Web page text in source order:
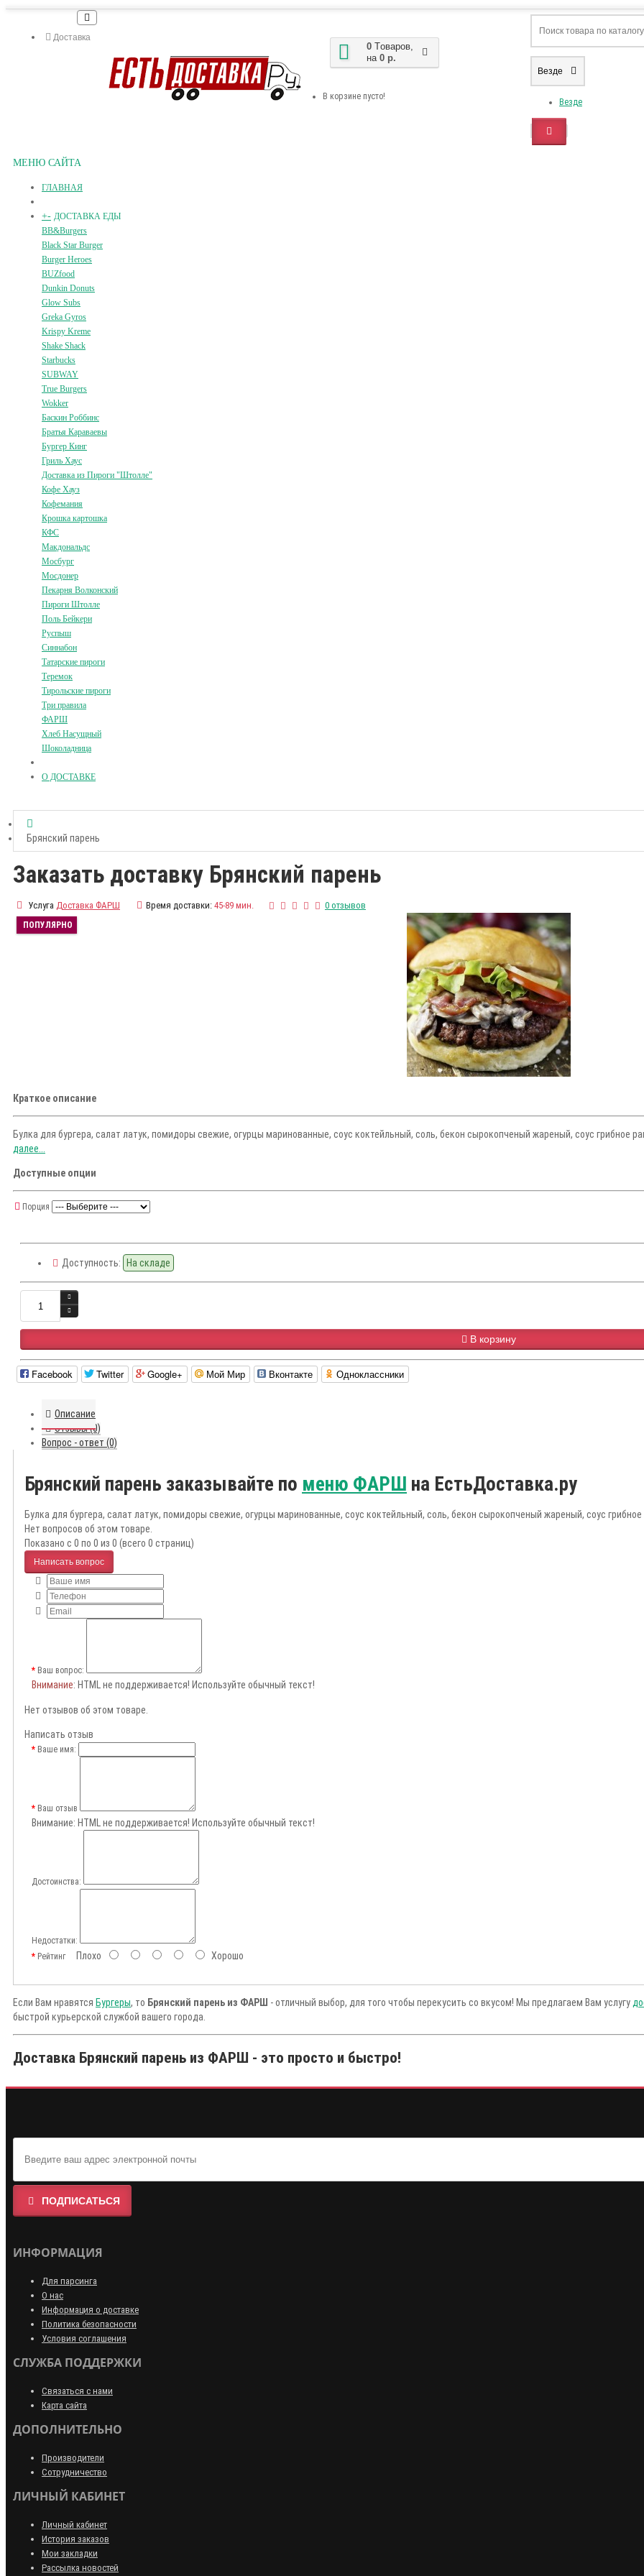
Доставка
0 Tоваров,
на 0 р.
В корзине пусто!
Везде
Везде
МЕНЮ САЙТА
ГЛАВНАЯ
+- ДОСТАВКА ЕДЫ
BB&Burgers
Black Star Burger
Burger Heroes
BUZfood
Dunkin Donuts
Glow Subs
Greka Gyros
Krispy Kreme
Shake Shack
Starbucks
SUBWAY
True Burgers
Wokker
Баскин Роббинс
Братья Караваевы
Бургер Кинг
Гриль Хаус
Доставка из Пироги "Штолле"
Кофе Хауз
Кофемания
Крошка картошка
КФС
Макдональдс
Мосбург
Мосдонер
Пекарня Волконский
Пироги Штолле
Поль Бейкери
Руспыш
Синнабон
Татарские пироги
Теремок
Тирольские пироги
Три правила
ФАРШ
Хлеб Насущный
Шоколадница
О ДОСТАВКЕ
Брянский парень
Заказать доставку Брянский парень
Услуга Доставка ФАРШ Время доставки: 45-89 мин. 0 отзывов
ПОПУЛЯРНО
Краткое описание
Булка для бургера, салат латук, помидоры свежие, огурцы маринованные, соус коктейльный, соль, бекон сырокопченый жареный, соус грибное
далее...
Доступные опции
Порция
Доступность: На складе
В корзину
Facebook Twitter Google+ Мой Мир Вконтакте Одноклассники
Описание
Отзывы (0)
Вопрос - ответ (0)
Брянский парень заказывайте по меню ФАРШ на ЕстьДоставка.ру
Булка для бургера, салат латук, помидоры свежие, огурцы маринованные, соус коктейльный, соль, бекон сырокопченый жареный, соус грибное
Нет вопросов об этом товаре.
Показано с 0 по 0 из 0 (всего 0 страниц)
Написать вопрос
Ваш вопрос:
Внимание: HTML не поддерживается! Используйте обычный текст!
Нет отзывов об этом товаре.
Написать отзыв
Ваше имя:
Ваш отзыв
Внимание: HTML не поддерживается! Используйте обычный текст!
Достоинства:
Недостатки:
РейтингПлохо Хорошо
Если Вам нравятся Бургеры, то Брянский парень из ФАРШ - отличный выбор, для того чтобы перекусить со вкусом! Мы предлагаем Вам услугу
быстрой курьерской службой вашего города.
Доставка Брянский парень из ФАРШ - это просто и быстро!
ПОДПИСАТЬСЯ
ИНФОРМАЦИЯ
Для парсинга
О нас
Информация о доставке
Политика безопасности
Условия соглашения
СЛУЖБА ПОДДЕРЖКИ
Связаться с нами
Карта сайта
ДОПОЛНИТЕЛЬНО
Производители
Сотрудничество
ЛИЧНЫЙ КАБИНЕТ
Личный кабинет
История заказов
Мои закладки
Рассылка новостей